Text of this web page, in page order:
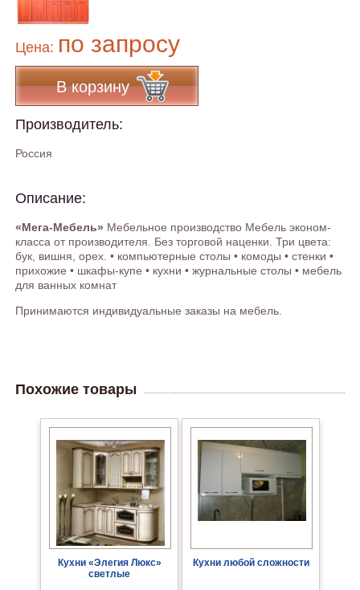
Цена: по запросу
В корзину
Производитель:
Россия
Описание:
«Мега-Мебель» Мебельное производство Мебель эконом-
класса от производителя. Без торговой наценки. Три цвета:
бук, вишня, орех. • компьютерные столы • комоды • стенки •
прихожие • шкафы-купе • кухни • журнальные столы • мебель
для ванных комнат
Принимаются индивидуальные заказы на мебель.
Похожие товары
Кухни «Элегия Люкс»
светлые
Кухни любой сложности